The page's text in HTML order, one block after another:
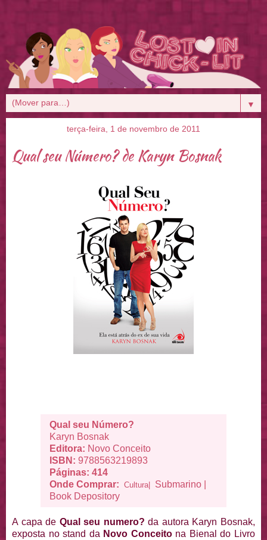
▼
terça-feira, 1 de novembro de 2011
Qual seu Número? de Karyn Bosnak
Qual seu Número?
Karyn Bosnak
Editora: Novo Conceito
ISBN: 9788563219893
Páginas: 414
Onde Comprar:
Cultura| Submarino
Book Depository
A capa de Qual seu numero? da autora Karyn Bosnak,
exposta no stand da Novo Conceitona Bienal do Livro